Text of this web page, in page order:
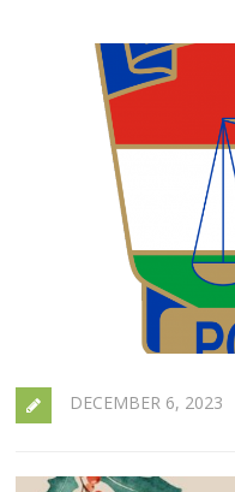
DECEMBER 6, 2023